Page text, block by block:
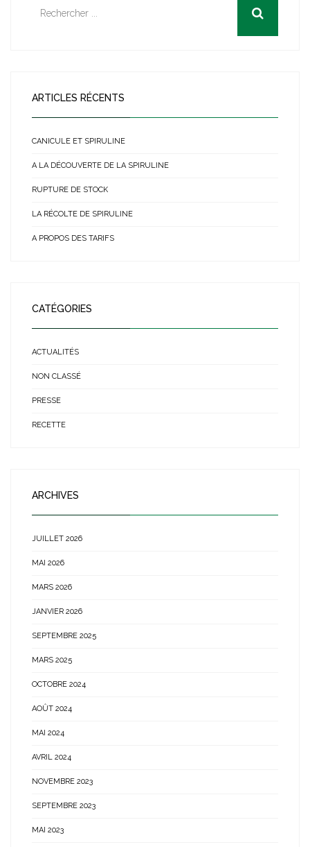
ARTICLES RÉCENTS
CANICULE ET SPIRULINE
A LA DÉCOUVERTE DE LA SPIRULINE
RUPTURE DE STOCK
LA RÉCOLTE DE SPIRULINE
A PROPOS DES TARIFS
CATÉGORIES
ACTUALITÉS
NON CLASSÉ
PRESSE
RECETTE
ARCHIVES
JUILLET 2026
MAI 2026
MARS 2026
JANVIER 2026
SEPTEMBRE 2025
MARS 2025
OCTOBRE 2024
AOÛT 2024
MAI 2024
AVRIL 2024
NOVEMBRE 2023
SEPTEMBRE 2023
MAI 2023